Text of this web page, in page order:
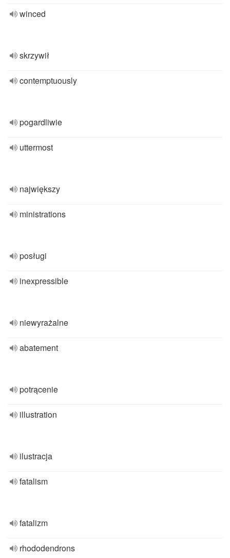
winced
skrzywił
contemptuously
pogardliwie
uttermost
największy
ministrations
posługi
inexpressible
niewyrażalne
abatement
potrącenie
illustration
ilustracja
fatalism
fatalizm
rhododendrons